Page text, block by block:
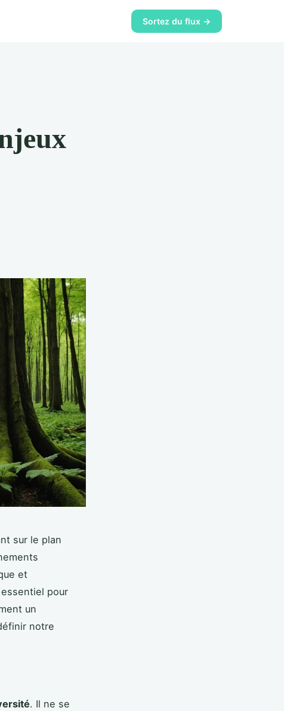
Sortez du flux →
sur le plan
et
pour
un
notre
. Il ne se